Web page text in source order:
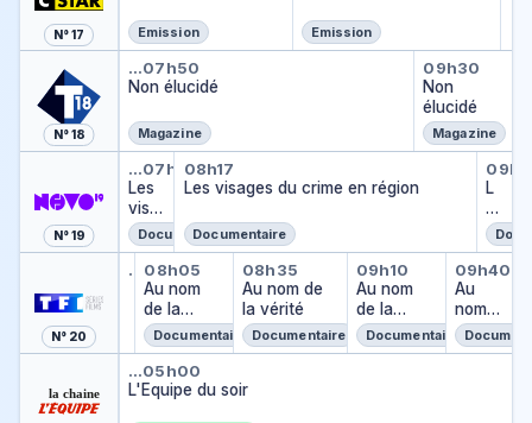
a
l
N° 17 Emission Emission
N° 18
Non élucidé
…07h50
Non élucidé
Magazine
Non
09h30
Non
élucidé
Magazine
N° 19
Les visages du crime
…07h16
Les
visa
ges
du
crim
Documentaire
Les visages du crime en
08h17
Les visages du crime en région
Documentaire
L
e
s
vi
s
g
e
s
N° 20
Au nom de la vérité
…
07h35
Au nom de la vérité
Au nom de la vérité
08h05
Au nom
de la
vérité
Documentaire
Au nom de la vérité
08h35
Au nom de
la vérité
Documentaire
Au nom de
09h10
Au nom
de la
vérité
Documentaire
Au
09h40
Au
nom
de la
vérité
L'Equipe du soir
…05h00
L'Equipe du soir